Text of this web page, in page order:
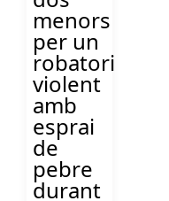
menors
per un
robatori
violent
amb
esprai
de
pebre
durant